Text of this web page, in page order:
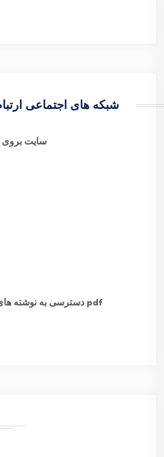
شبکه های اجتماعی
سایت بروی
دسترسی به نوشته های سایت با فورمت pdf